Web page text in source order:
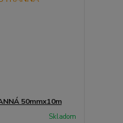
50mmx10m
Skladom